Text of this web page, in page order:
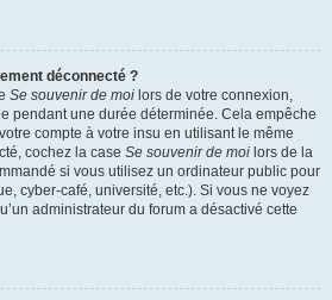
déconnecté ?
Se souvenir de moi lors de votre connexion,
pendant une durée déterminée. Cela empêche
compte à votre insu en utilisant le même
cochez la case Se souvenir de moi lors de la
si vous utilisez un ordinateur public pour
cyber-café, université, etc.). Si vous ne voyez
administrateur du forum a désactivé cette